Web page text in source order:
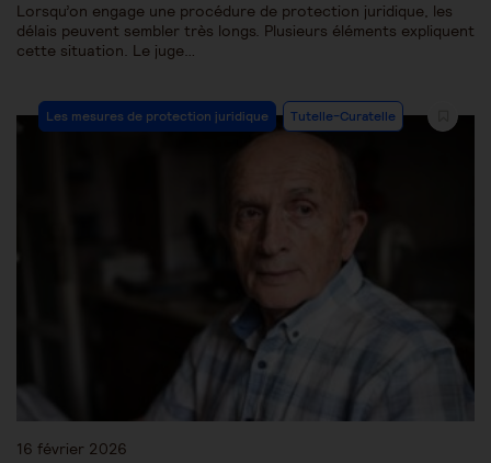
Lorsqu’on engage une procédure de protection juridique, les
délais peuvent sembler très longs. Plusieurs éléments expliquent
cette situation. Le juge…
Les mesures de protection juridique Tutelle-Curatelle
16 février 2026